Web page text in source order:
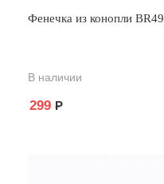
Фенечка из конопли BR49
В наличии
299 Р